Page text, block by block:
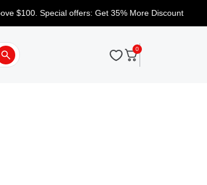
$100. Special offers: Get 35% More Discount
0